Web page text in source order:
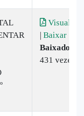
Visualizar
| Baixar
Baixado:
431 vezes